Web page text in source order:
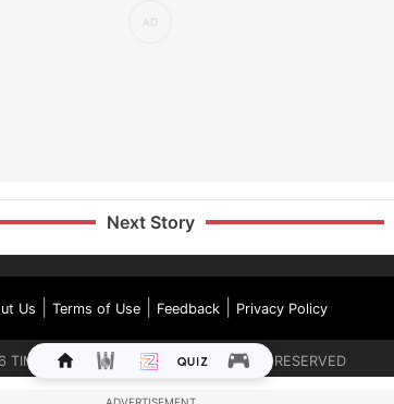
Next Story
Us Terms of Use| Feedback| Privacy Policy
TIMES INTERNET LIMITED. ALL RIGHTS RESERVED